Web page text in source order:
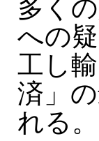
多く
への
工し
済」
れる。